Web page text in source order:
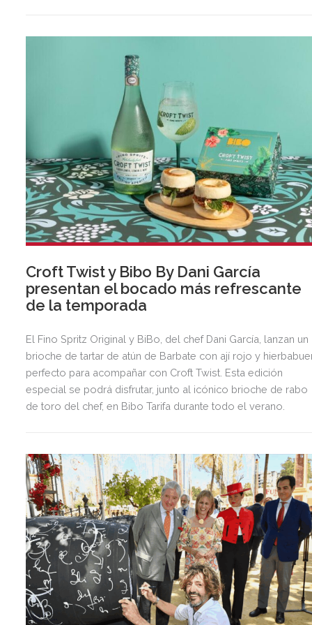
Croft Twist y Bibo By Dani García
presentan el bocado más refrescante
de la temporada
El Fino Spritz Original y BiBo, del chef Dani García, lanzan un
brioche de tartar de atún de Barbate con ají rojo y
perfecto para acompañar con Croft Twist. Esta edición
especial se podrá disfrutar, junto al icónico brioche de rabo
de toro del chef, en Bibo Tarifa durante todo el verano.